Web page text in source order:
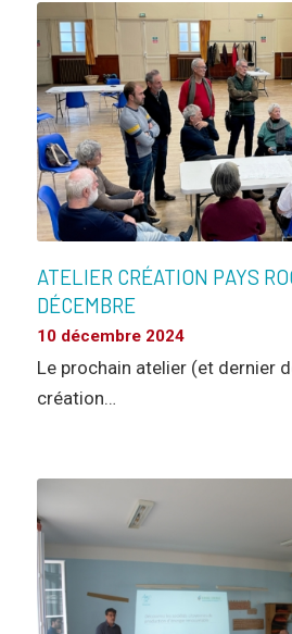
ATELIER CRÉATION PAYS
DÉCEMBRE
10 décembre 2024
Le prochain atelier (et dernier
création…